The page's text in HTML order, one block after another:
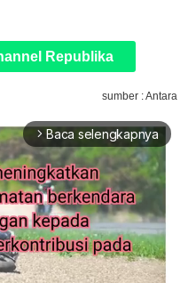
Republika
sumber : Antara
arrow_forward_ios Baca selengkapnya